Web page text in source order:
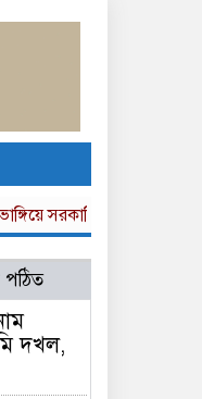
সরকারি জমি দখল,
পঠিত
দখল,